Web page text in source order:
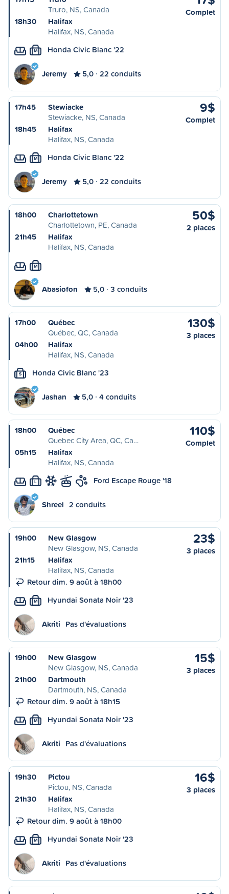
Truro, NS, Canada
18h30
Halifax
Halifax, NS, Canada
Complet
M Honda Civic Blanc '22
Jeremy 5,0 22 conduits
17h45
Stewiacke
Stewiacke, NS, Canada
18h45
Halifax
Halifax, NS, Canada
9$
Complet
M Honda Civic Blanc '22
Jeremy 5,0 22 conduits
18h00
Charlottetown
Charlottetown, PE, Canada
21h45
Halifax
Halifax, NS, Canada
50$
2 places
M
Abasiofon 5,0 3 conduits
17h00
Québec
Québec, QC, Canada
04h00
Halifax
Halifax, NS, Canada
130$
3 places
S Honda Civic Blanc '23
Jashan 5,0 4 conduits
18h00
Québec
Quebec City Area, QC, Ca…
05h15
Halifax
Halifax, NS, Canada
110$
Complet
L Ford Escape Rouge '18
Shreel 2 conduits
19h00
New Glasgow
New Glasgow, NS, Canada
21h15
Halifax
Halifax, NS, Canada
Retour dim. 9 août à 18h00
23$
3 places
M Hyundai Sonata Noir '23
Akriti Pas d'évaluations
19h00
New Glasgow
New Glasgow, NS, Canada
21h00
Dartmouth
Dartmouth, NS, Canada
Retour dim. 9 août à 18h15
15$
3 places
M Hyundai Sonata Noir '23
Akriti Pas d'évaluations
19h30
Pictou
Pictou, NS, Canada
21h30
Halifax
Halifax, NS, Canada
Retour dim. 9 août à 18h00
16$
3 places
M Hyundai Sonata Noir '23
Akriti Pas d'évaluations